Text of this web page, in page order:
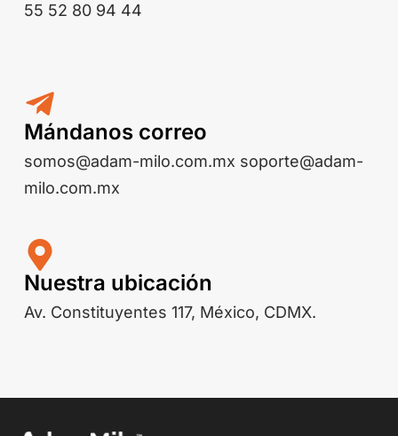
55 52 80 94 44
Mándanos correo
somos@adam-milo.com.mx soporte@adam-
milo.com.mx
Nuestra ubicación
Av. Constituyentes 117, México, CDMX.